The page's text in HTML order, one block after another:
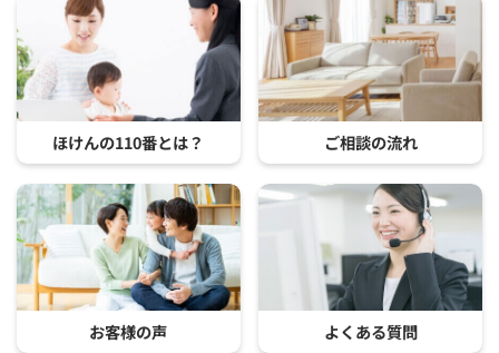
ほけんの110番とは？ ご相談の流れ
お客様の声 よくある質問